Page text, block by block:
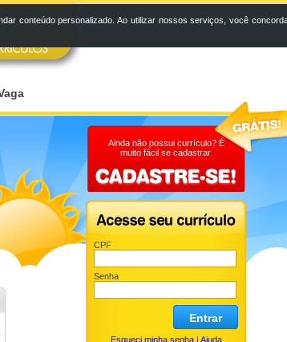
Ainda não possui currículo? É
muito fácil se cadastrar.
CPF
Senha
Entrar
Esqueci minha senha| Ajuda
conteúdo personalizado. Ao utilizar nossos serviços, você